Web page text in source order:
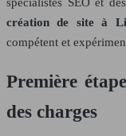
création de site à
compétent et
Première
des charges